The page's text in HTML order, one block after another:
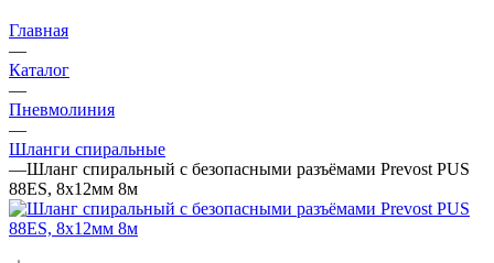
Главная
—
Каталог
—
Пневмолиния
—
Шланги спиральные
—Шланг спиральный с безопасными разъёмами Prevost PUS
88ES, 8x12мм 8м